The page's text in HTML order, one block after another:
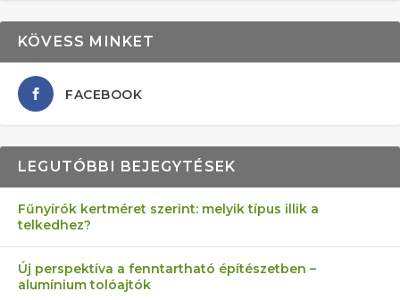
AZ ÖNELLÁTÁS 13 PONTJA
KEZDŐKNEK
6 LEGJOBB NÖVÉNY SZOMSZÉD
ELLEN
AKI ELDOBÁLJA A CIGICSIKKEKET,
AZ EGY KÖ…
FÉLREÉRTETT KERTÉSZKEDÉS:
TÉRKŐ ÉS MURVA
MÁRPEDIG A TŰZIJÁTÉK NEM MENŐ!
KÖVESS MINKET
FACEBOOK
LEGUTÓBBI BEJEGYTÉSEK
Fűnyírók kertméret szerint: melyik típus illik a
telkedhez?
Új perspektíva a fenntartható építészetben –
alumínium tolóajtók